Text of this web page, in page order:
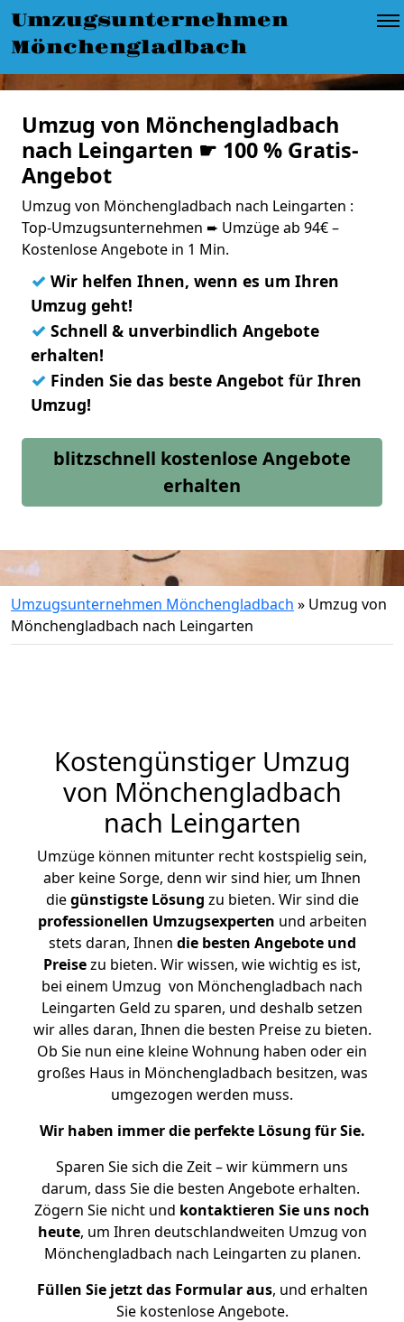
Umzugsunternehmen
Mönchengladbach
Umzug von Mönchengladbach
nach Leingarten ☛ 100 % Gratis-
Angebot
Umzug von Mönchengladbach nach Leingarten :
Top-Umzugsunternehmen ➨ Umzüge ab 94€ –
Kostenlose Angebote in 1 Min.
✓ Wir helfen Ihnen, wenn es um Ihren
Umzug geht!
✓ Schnell & unverbindlich Angebote
erhalten!
✓ Finden Sie das beste Angebot für Ihren
Umzug!
blitzschnell kostenlose Angebote
erhalten
Umzugsunternehmen Mönchengladbach » Umzug von
Mönchengladbach nach Leingarten
Kostengünstiger Umzug
von Mönchengladbach
nach Leingarten
Umzüge können mitunter recht kostspielig sein,
aber keine Sorge, denn wir sind hier, um Ihnen
diegünstigste Lösung zu bieten. Wir sind die
professionellen Umzugsexperten und arbeiten
stets daran, Ihnen die besten Angebote und
Preisezu bieten. Wir wissen, wie wichtig es ist,
bei einem Umzug von Mönchengladbach nach
Leingarten Geld zu sparen, und deshalb setzen
wir alles daran, Ihnen die besten Preise zu bieten.
Ob Sie nun eine kleine Wohnung haben oder ein
großes Haus in Mönchengladbach besitzen, was
umgezogen werden muss.
Wir haben immer die perfekte Lösung für Sie.
Sparen Sie sich die Zeit – wir kümmern uns
darum, dass Sie die besten Angebote erhalten.
Zögern Sie nicht und kontaktieren Sie uns noch
heute, um Ihren deutschlandweiten Umzug von
Mönchengladbach nach Leingarten zu planen.
Füllen Sie jetzt das Formular aus, und erhalten
Sie kostenlose Angebote.